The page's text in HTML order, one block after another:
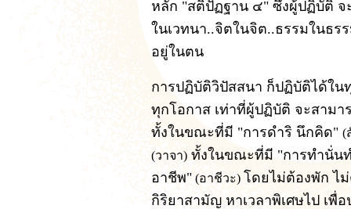
หลัก "สติปัฏฐาน ๔" ซึ่งผู้ปฏิบัติ จ
ในเวทนา..จิตในจิต..ธรรมในธร
อยู่ในตน
การปฏิบัติวิปัสสนา ก็ปฏิบัติได้ใน
ทุกโอกาส เท่าที่ผู้ปฏิบัติ จะสาม
ทั้งในขณะที่มี "การดำริ นึกคิด" (
(วาจา) ทั้งในขณะที่มี "การทำนั่น
อาชีพ" (อาชีวะ) โดยไม่ต้องพัก ไ
กิริยาสามัญ หาเวลาพิเศษไป เพื่